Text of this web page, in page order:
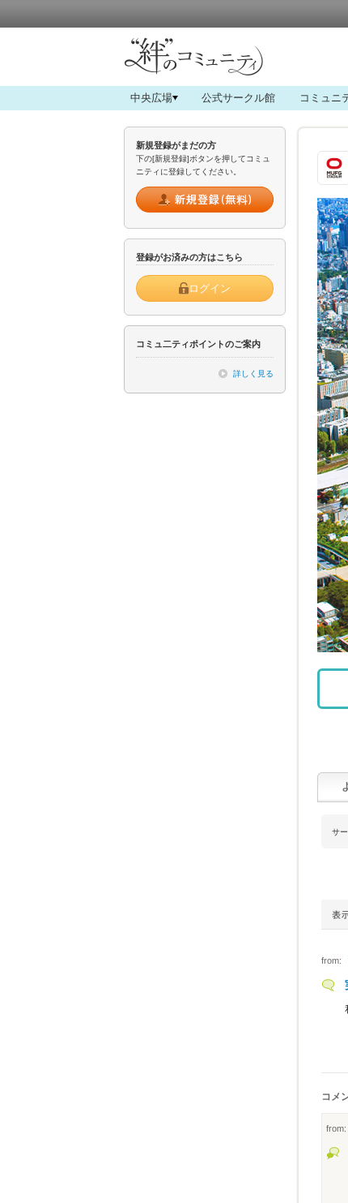
中央広場 公式サークル館 コミュニ
新規登録がまだの方
下の[新規登録]ボタンを押してコミュ
ニティに登録してください。
登録がお済みの方はこちら
ログイン
コミュ二ティポイントのご案内
詳しく見る
サ
from:
コメ
from: